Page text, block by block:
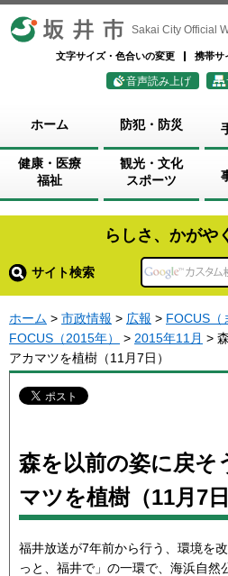
坂井市 Sakai City Official
文字サイズ・色合いの変更 携帯サ
音声読み上げ
ホーム 防犯・防災
健康・医療
福祉
観光・文化
スポーツ
らしさ、かがや
サイト検索
ホーム > 市政情報 > 広報 > FOCUS（
FOCUS（2015年）
> 2015年11月 >
アカマツを植樹（11月7日）
森を以前の姿に戻
マツを植樹（11月7日
福井放送が7年前から行う、環境を
っと、福井で」の一環で、海浜自然